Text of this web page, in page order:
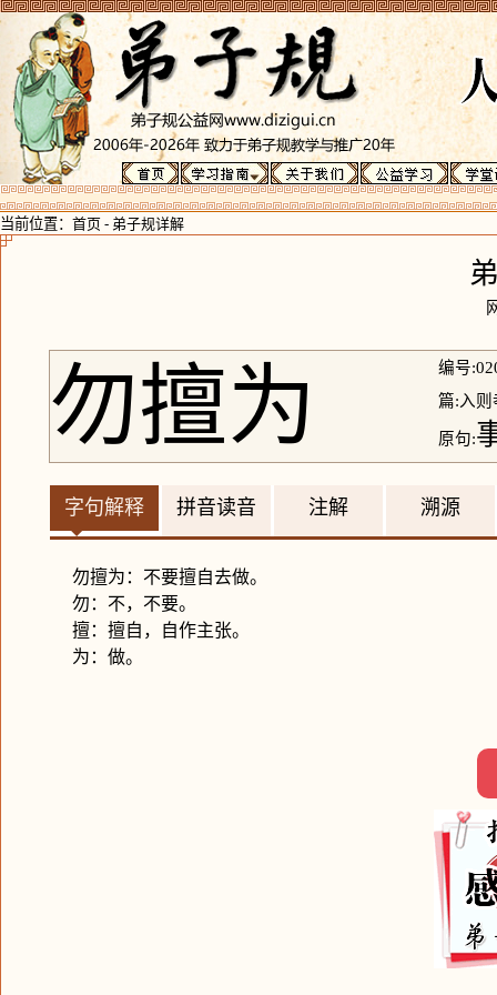
当前位置： 首页 - 弟子规详解
勿擅为
编号
篇:入则
原句:
字句解释 拼音读音 注解 溯源
勿擅为：不要擅自去做。
勿：不，不要。
擅：擅自，自作主张。
为：做。